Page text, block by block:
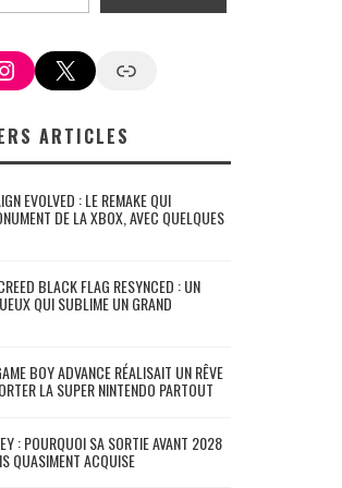
X Google News
ARTICLES
EVOLVED : LE REMAKE QUI
DE LA XBOX, AVEC QUELQUES
BLACK FLAG RESYNCED : UN
QUI SUBLIME UN GRAND
BOY ADVANCE RÉALISAIT UN RÊVE
LA SUPER NINTENDO PARTOUT
: POURQUOI SA SORTIE AVANT 2028
QUASIMENT ACQUISE